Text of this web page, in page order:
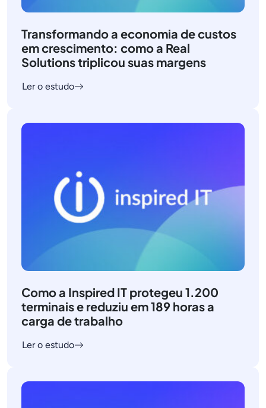
Transformando a economia de custos
em crescimento: como a Real
Solutions triplicou suas margens
Ler o estudo
Como a Inspired IT protegeu 1.200
terminais e reduziu em 189 horas a
carga de trabalho
Ler o estudo